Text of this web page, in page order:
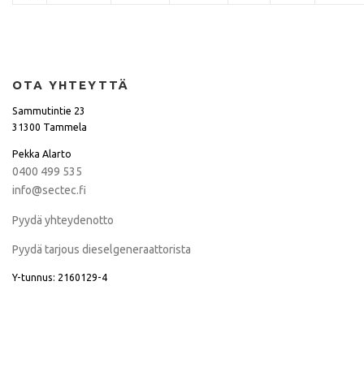
OTA YHTEYTTÄ
Sammutintie 23
31300 Tammela
Pekka Alarto
0400 499 535
info@sectec.fi
Pyydä yhteydenotto
Pyydä tarjous dieselgeneraattorista
Y-tunnus: 2160129-4